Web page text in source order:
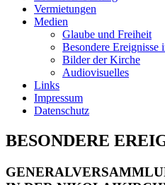
Vermietungen
Medien
Glaube und Freiheit
Besondere Ereignisse
Bilder der Kirche
Audiovisuelles
Links
Impressum
Datenschutz
BESONDERE